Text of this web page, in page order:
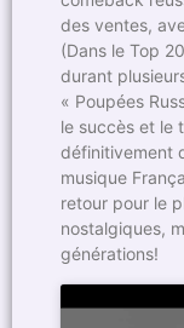
des ventes,
(Dans le Top
durant
« Poupées
le succès et le
définitivement
musique
retour pour le
nostalgiques,
générations!